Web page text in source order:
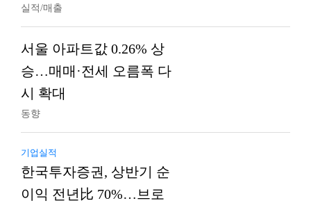
실적/매출
서울 아파트값 0.26% 상
승…매매·전세 오름폭 다
시 확대
동향
기업실적
한국투자증권, 상반기 순
이익 전년比 70%…브로